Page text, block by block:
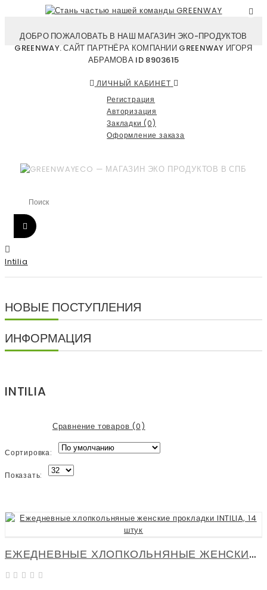
ДОБРО ПОЖАЛОВАТЬ В НАШ МАГАЗИН ЭКО-ПРОДУКТОВ
GREENWAY. САЙТ ПАРТНЁРА КОМПАНИИ GREENWAY ИГОРЯ
АБРАМОВА ID 8903615
ЛИЧНЫЙ КАБИНЕТ
Регистрация
Авторизация
Закладки (0)
Оформление заказа
Intilia
НОВЫЕ ПОСТУПЛЕНИЯ
ИНФОРМАЦИЯ
INTILIA
Сравнение товаров (0)
Сортировка:
Показать:
ЕЖЕДНЕВНЫЕ ХЛОПКОЛЬНЯНЫЕ ЖЕНСКИЕ ПРОКЛАДКИ INTILIA, 14 ШТУК